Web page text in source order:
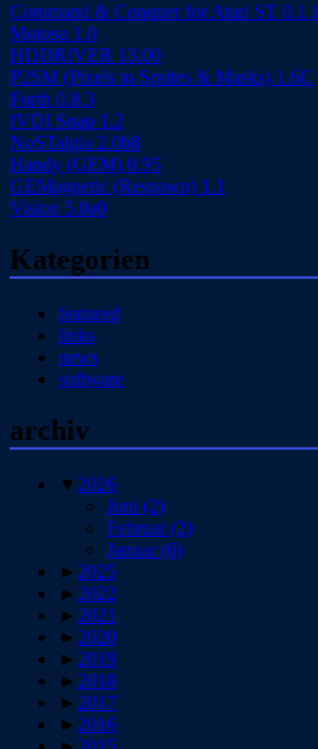
Command & Conquer for Atari ST 0.1.1
Motosu 1.0
HDDRIVER 13.00
P2SM (Pixels to Sprites & Masks) 1.6C
Forth 0.8.3
fVDI Snap 1.2
NoSTalgia 2.0b8
Handy (GEM) 0.95
GEMagnetic (Respawn) 1.1
Vision 5.0a0
Kategorien
featured
links
news
software
archiv
▼ 2026
Juni (2)
Februar(2)
Januar(6)
► 2025
► 2022
► 2021
► 2020
► 2019
► 2018
► 2017
► 2016